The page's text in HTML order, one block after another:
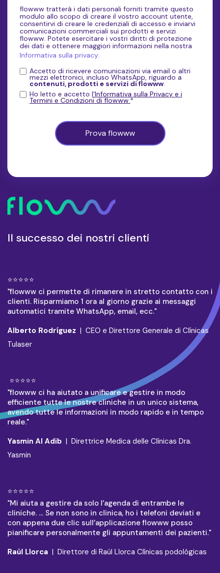
Il successo dei nostri clienti
⭐⭐⭐⭐⭐
"flowww ci permette di rimanere in stretto contatto con i
clienti. Risparmiamo 1 ora al giorno grazie ai messaggi
automatici tramite WhatsApp, email, ecc."
Alberto Rodríguez | CEO e Direttore Generale di Clínicas
Tulaser
⭐⭐⭐⭐⭐
"flowww ci ha aiutato a unificare e gestire in modo
efficiente tutte le nostre cliniche in un unico sistema,
avendo tutte le informazioni in modo rapido e in tempo
reale."
Yasmin Al Adib | Direttrice Medica delle Clínicas Dra.
Yasmin
⭐⭐⭐⭐⭐
"Mi aiuta a gestire da solo l’agenda di entrambe le
cliniche. ... Se non sono in clinica, ho i telefoni deviati e
con appena due clic sull’applicazione flowww posso
pianificare personalmente gli appuntamenti dei pazienti."
Raúl Llorca | Direttore di Raúl Llorca Clínicas podológicas
flowww tratterà i dati personali forniti tramite questo
modulo allo scopo di creare il vostro account utente,
consentirvi di creare le credenziali di accesso e inviarvi
comunicazioni commerciali sui prodotti e servizi
flowww. Potete esercitare i vostri diritti di protezione
dei dati e ottenere maggiori informazioni nella nostra
Informativa sulla privacy.
Accetto di ricevere comunicazioni via email o altri
mezzi elettronici, incluso WhatsApp, riguardo a
contenuti, prodotti e servizi di flowww.
Ho letto e accetto l'Informativa sulla Privacy e i
Termini e Condizioni di flowww.*